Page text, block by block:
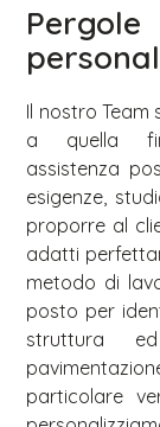
Il nostro
a quella
assistenza
esigenze,
proporre al
adatti
metodo di
posto per
struttura
particolare